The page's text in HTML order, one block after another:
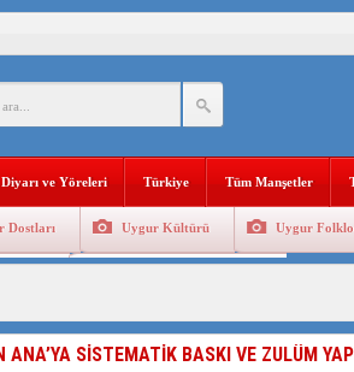
AĞIRALİOĞLU : ÇİN’İN UYGUR SOYKIRIMI BİR
UYGULAMALARI SİSTEMATİK POSTMODERN BİR
DOÇ.DR.KAAN : DOĞU TÜRKİSTAN BİZİM KIRMIZI
: ÇİN İŞGALİNDEKİ DOĞU TÜRKİSTAN
: 05.07.2009 URUMÇİ ŞEHİTLERİNİ RAHMETLE
TRABZON ZİYARETİ
ve Yöreleri Türkiye Tüm Manşetler
Dostları Uygur Kültürü Uygur
SİSTEMATİK BASKI VE ZULÜM